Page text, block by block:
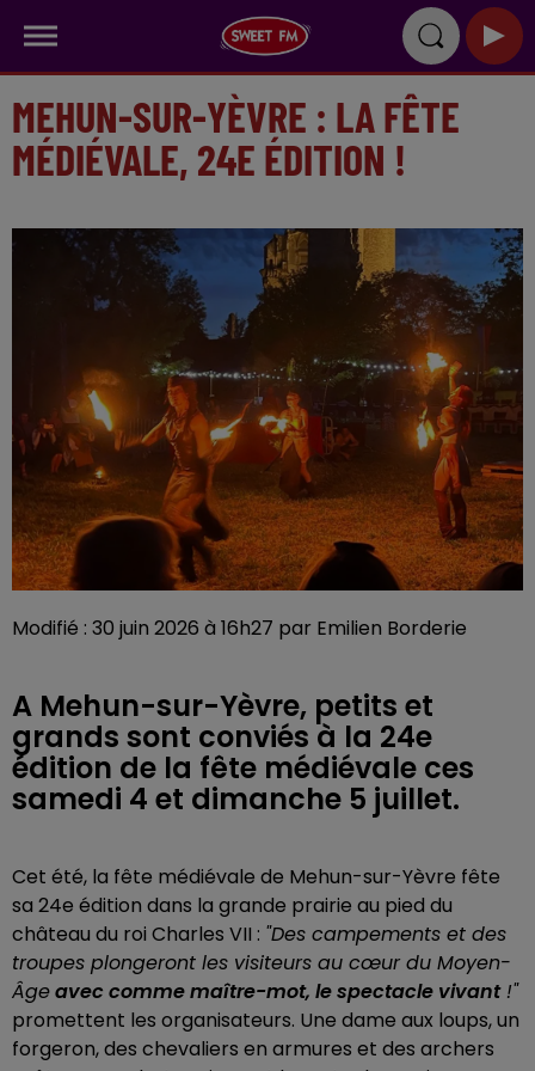
MEHUN-SUR-YÈVRE : LA FÊTE
MÉDIÉVALE, 24E ÉDITION !
Modifié : 30 juin 2026 à 16h27 par Emilien Borderie
A Mehun-sur-Yèvre, petits et
grands sont conviés à la 24e
édition de la fête médiévale ces
samedi 4 et dimanche 5 juillet.
Cet été, la fête médiévale de Mehun-sur-Yèvre fête
sa 24e édition dans la grande prairie au pied du
château du roi Charles VII : "Des campements et des
troupes plongeront les visiteurs au cœur du Moyen-
Âgeavec comme maître-mot, le spectacle vivant!"
promettent les organisateurs. Une dame aux loups, un
forgeron, des chevaliers en armures et des archers